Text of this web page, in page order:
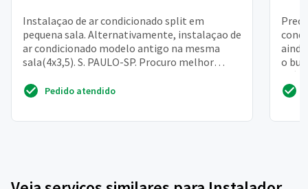
Instalaçao de ar condicionado split em
pequena sala. Alternativamente, instalaçao de
ar condicionado modelo antigo na mesma
sala(4x3,5). S. PAULO-SP. Procuro melhor
Pedido atendido
o